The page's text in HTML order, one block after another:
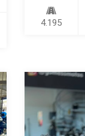
4.195